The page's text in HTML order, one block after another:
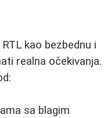
kao bezbednu i
realna očekivanja.
sa blagim